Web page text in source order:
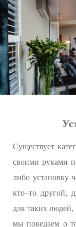
Существует
своими руками
либо установку
кто–то другой,
для таких людей,
мы поведаем о